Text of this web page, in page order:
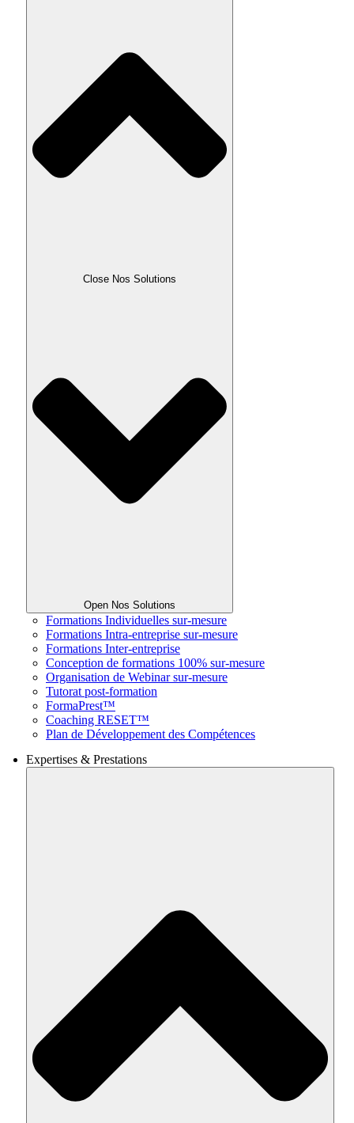
Close Nos Solutions
Open Nos Solutions
Formations Individuelles sur-mesure
Formations Intra-entreprise sur-mesure
Formations Inter-entreprise
Conception de formations 100% sur-mesure
Organisation de Webinar sur-mesure
Tutorat post-formation
FormaPrest™
Coaching RESET™
Plan de Développement des Compétences
Expertises & Prestations